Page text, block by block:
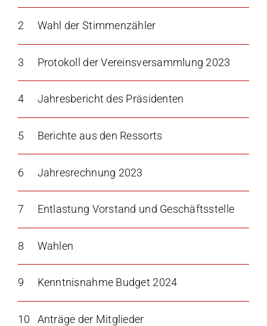
2 Wahl der Stimmenzähler
3 Protokoll der Vereinsversammlung 2023
4 Jahresbericht des Präsidenten
5 Berichte aus den Ressorts
6 Jahresrechnung 2023
7 Entlastung Vorstand und Geschäftsstelle
8 Wahlen
9 Kenntnisnahme Budget 2024
10 Anträge der Mitglieder